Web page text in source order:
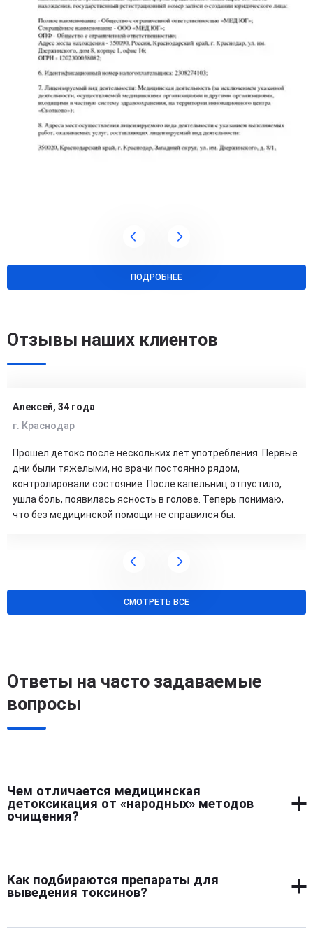
ПОДРОБНЕЕ
Отзывы наших клиентов
Алексей, 34 года
г. Краснодар
Прошел детокс после нескольких лет употребления. Первые
дни были тяжелыми, но врачи постоянно рядом,
контролировали состояние. После капельниц отпустило,
ушла боль, появилась ясность в голове. Теперь понимаю,
что без медицинской помощи не справился бы.
СМОТРЕТЬ ВСЕ
Ответы на часто задаваемые
вопросы
Чем отличается медицинская
детоксикация от «народных» методов
очищения?
Медицинская детоксикация проводится с
контролем врачей. Она направлена на очищение крови,
восстановление функций печени, сердца, почек.
Как подбираются препараты для
выведения токсинов?
Подбор проводится после диагностики: анализов крови,